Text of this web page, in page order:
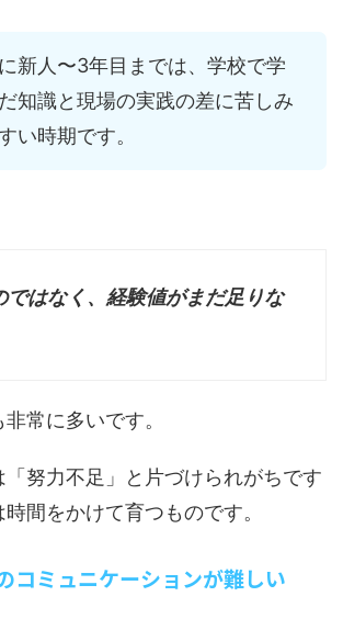
新人〜3年目までは、学校で学
知識と現場の実践の差に苦しみ
い時期です。
ではなく、経験値がまだ足りな
常に多いです。
「努力不足」と片づけられがちです
間をかけて育つものです。
コミュニケーションが難しい